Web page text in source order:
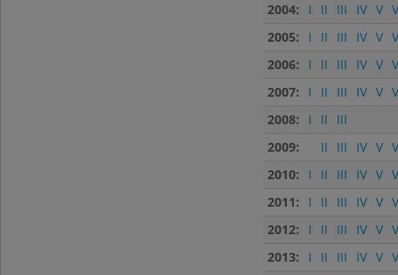
2004:
I II III IV V
2005:
I II III IV V
2006:
I II III IV V
2007:
I II III IV V
2008:
I II
III
2009:
II III IV V
2010:
I II III IV V
2011:
I II III IV V
2012:
I II III IV V
2013:
I II III IV V